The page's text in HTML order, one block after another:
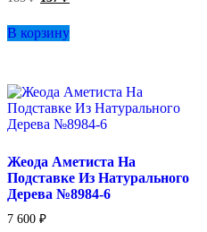
цена
составляла
185 ₽.
цена:
157 ₽.
В корзину
Жеода Аметиста На
Подставке Из Натурального
Дерева №8984-6
7 600 ₽